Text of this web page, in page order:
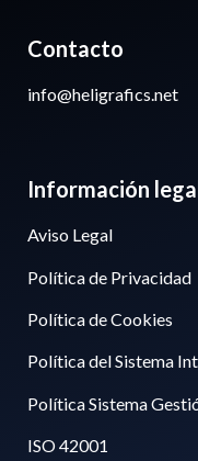
Contacto
info@heligrafics.net
Información
Aviso Legal
Política de Privacidad
Política de Cookies
Política del Sistema
Política Sistema
ISO 42001